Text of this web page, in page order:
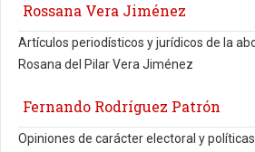
Rossana Vera Jiménez
Artículos periodísticos y jurídicos de la
Rosana del Pilar Vera Jiménez
Fernando Rodríguez Patrón
Opiniones de carácter electoral y